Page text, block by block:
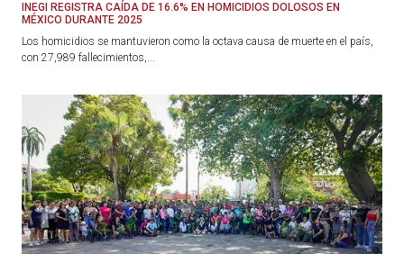
INEGI REGISTRA CAÍDA DE 16.6% EN HOMICIDIOS DOLOSOS EN
MÉXICO DURANTE 2025
Los homicidios se mantuvieron como la octava causa de muerte en el país,
con 27,989 fallecimientos,...